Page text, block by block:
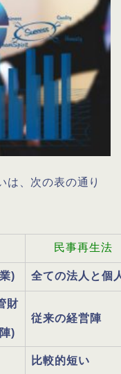
は、次の表の通り
民事再生法
) 全ての法人と個
財
)
従来の経営陣
比較的短い